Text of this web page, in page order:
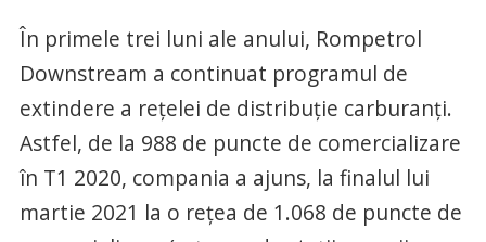
În primele trei luni ale anului, Rompetrol
Downstream a continuat programul de
extindere a rețelei de distribuție carburanți.
Astfel, de la 988 de puncte de comercializare
în T1 2020, compania a ajuns, la finalul lui
martie 2021 la o rețea de 1.068 de puncte de